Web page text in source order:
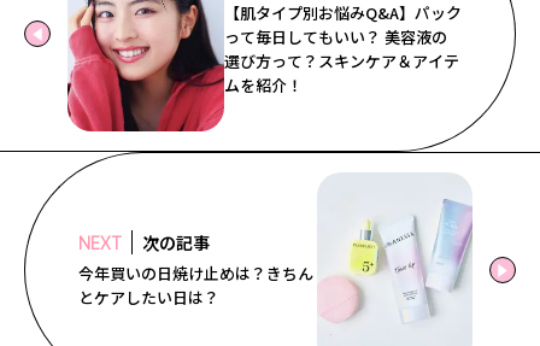
【肌タイプ別お悩みQ&A】パック
って毎日してもいい？ 美容液の
選び方って？スキンケア＆アイテ
ムを紹介！
NEXT 次の記事
今年買いの日焼け止めは？きちん
とケアしたい日は？